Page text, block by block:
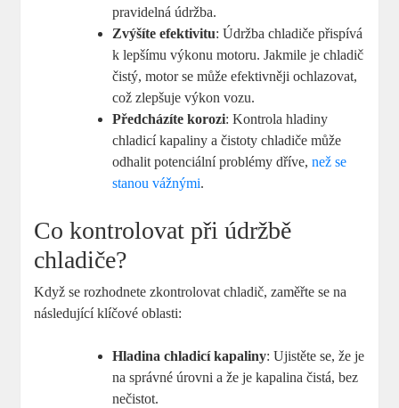
pravidelná údržba.
Zvýšíte efektivitu: Údržba chladiče přispívá
k lepšímu výkonu motoru. Jakmile je chladič
čistý, motor se může efektivněji ochlazovat,
což zlepšuje výkon vozu.
Předcházíte korozi: Kontrola hladiny
chladicí kapaliny a čistoty chladiče může
odhalit potenciální problémy dříve,než se
stanou vážnými.
Co kontrolovat při údržbě
chladiče?
Když se rozhodnete zkontrolovat chladič, zaměřte se na
následující klíčové oblasti:
Hladina chladicí kapaliny: Ujistěte se, že je
na správné úrovni a že je kapalina čistá, bez
nečistot.